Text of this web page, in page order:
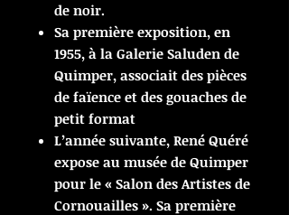
de noir.
Sa première exposition, en
1955, à la Galerie Saluden de
Quimper, associait des pièces
de faïence et des gouaches de
petit format
L’année suivante, René Quéré
expose au musée de Quimper
pour le « Salon des Artistes de
Cornouailles ». Sa première